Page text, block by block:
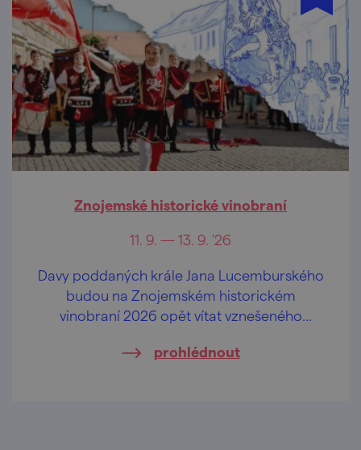
Znojemské historické vinobraní
11. 9. — 13. 9. '26
Davy poddaných krále Jana Lucemburského
budou na Znojemském historickém
vinobraní 2026 opět vítat vznešeného
oslavovat jiskřivé víno, lahodný burčák a
prohlédnout